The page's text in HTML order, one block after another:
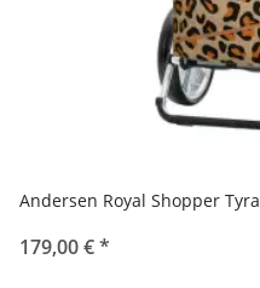
Andersen Royal Shopper Tyra
179,00 €*